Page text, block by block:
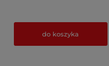
do koszyka